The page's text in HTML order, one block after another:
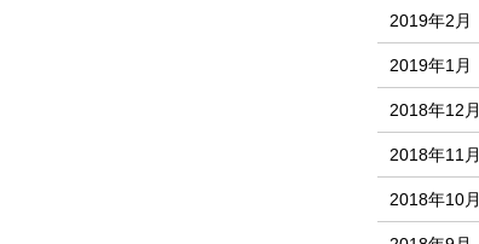
2019年2月
2019年1月
2018年12月
2018年11月
2018年10月